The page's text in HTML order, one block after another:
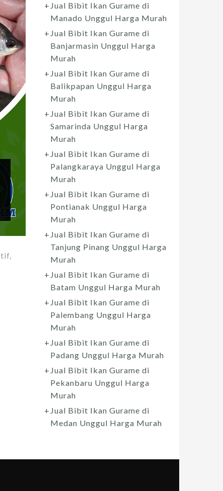
Jual Bibit Ikan Gurame di
Manado Unggul Harga Murah
Jual Bibit Ikan Gurame di
Banjarmasin Unggul Harga
Murah
Jual Bibit Ikan Gurame di
Balikpapan Unggul Harga
Murah
Jual Bibit Ikan Gurame di
Samarinda Unggul Harga
Murah
Jual Bibit Ikan Gurame di
Palangkaraya Unggul Harga
Murah
Jual Bibit Ikan Gurame di
Pontianak Unggul Harga
Murah
Jual Bibit Ikan Gurame di
Tanjung Pinang Unggul Harga
Murah
Jual Bibit Ikan Gurame di
Batam Unggul Harga Murah
Jual Bibit Ikan Gurame di
Palembang Unggul Harga
Murah
Jual Bibit Ikan Gurame di
Padang Unggul Harga Murah
Jual Bibit Ikan Gurame di
Pekanbaru Unggul Harga
Murah
Jual Bibit Ikan Gurame di
Medan Unggul Harga Murah